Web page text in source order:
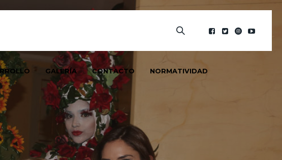
GALERÍA CONTACTO NORMATIVIDAD